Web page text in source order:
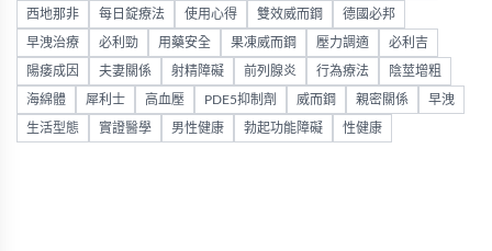
西地那非 每日錠療法 使用心得 雙效威而鋼 德國必邦
早洩治療 必利勁 用藥安全 果凍威而鋼 壓力調適 必利吉
陽痿成因 夫妻關係 射精障礙 前列腺炎 行為療法 陰莖增粗
海綿體 犀利士 高血壓 PDE5抑制劑 威而鋼 親密關係 早洩
生活型態 實證醫學 男性健康 勃起功能障礙 性健康